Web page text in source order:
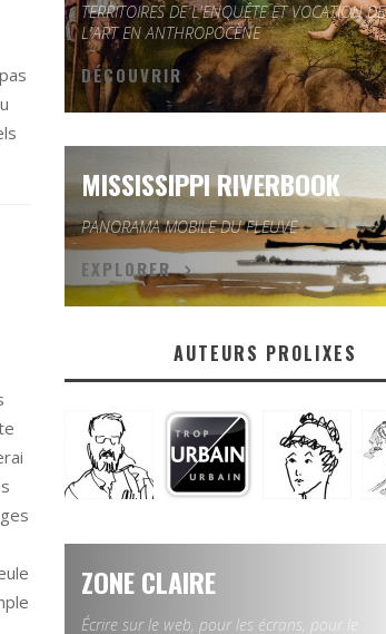
TERRITOIRES DE L'ENQUÊTE ET VOCATION DE
L'ART EN ANTHROPOCÈNE
DÉCOUVRIR
MISSISSIPPI RIVERBOOK
PANORAMA MOBILE DU FLEUVE
EXPLORER
AUTEURS PROLIXES
ZONE CLAIRE
Écrire sur le web, pour les écrans, pour le